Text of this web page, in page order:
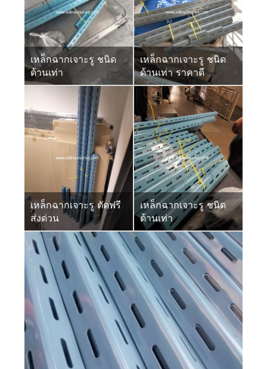
เหล็กฉากเจาะรู ชนิด
ด้านเท่า
เหล็กฉากเจาะรู ชนิด
ด้านเท่า ราคาดี
เหล็กฉากเจาะรู ตัดฟรี
ส่งด่วน
เหล็กฉากเจาะรู ชนิด
ด้านเท่า